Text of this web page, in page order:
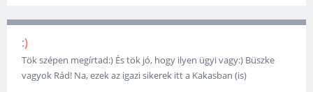
:)
Tök szépen megírtad:) És tök jó, hogy ilyen ügyi vagy:) Büszke
vagyok Rád! Na, ezek az igazi sikerek itt a Kakasban (is)